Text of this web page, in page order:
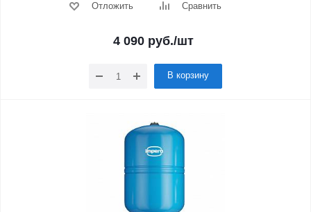
Отложить Сравнить
4 090руб./шт
В корзину